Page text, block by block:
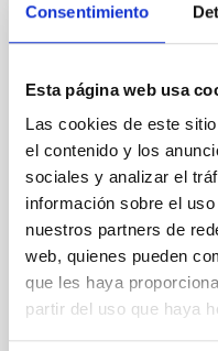
Consentimiento
Esta página web usa
Las cookies de este
el contenido y los
sociales y analizar el
información sobre el
nuestros partners de
web, quienes pueden
que les haya
partir del uso que haya
the Canary
Bologna
The International
Canary Islands
Bologna, Italy, to
future actions for the
managed by the
(IAC). The CCI is the
International
Islands
participation of user
regarding the use,
of these world-class
Infrastructure